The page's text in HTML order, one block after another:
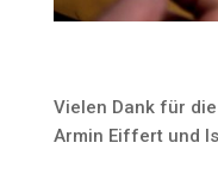
Vielen Dank für
Armin Eiffert und